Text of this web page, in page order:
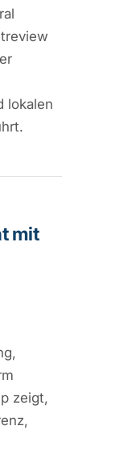
lokalen
mit
zeigt,